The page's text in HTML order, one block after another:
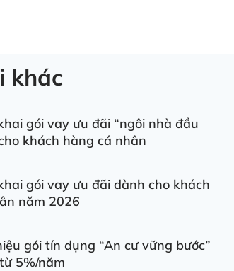
khác
gói vay ưu đãi “ngôi nhà đầu
khách hàng cá nhân
gói vay ưu đãi dành cho khách
năm 2026
gói tín dụng “An cư vững bước”
5%/năm